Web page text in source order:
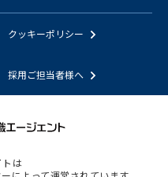
クッキーポリシー
採用ご担当者様へ
トは